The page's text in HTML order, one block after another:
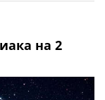
на 2